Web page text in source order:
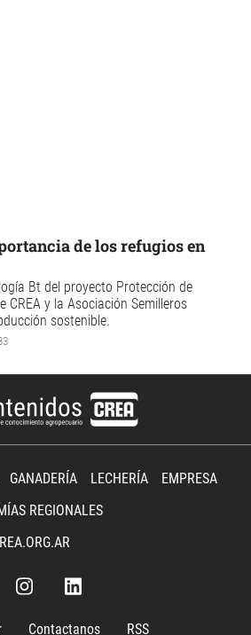
de los refugios en
Bt del proyecto Protección de
CREA y la Asociación Semilleros
sostenible.
GANADERÍA LECHERÍA
EMPRESA
REGIONALES
Contactanos RSS